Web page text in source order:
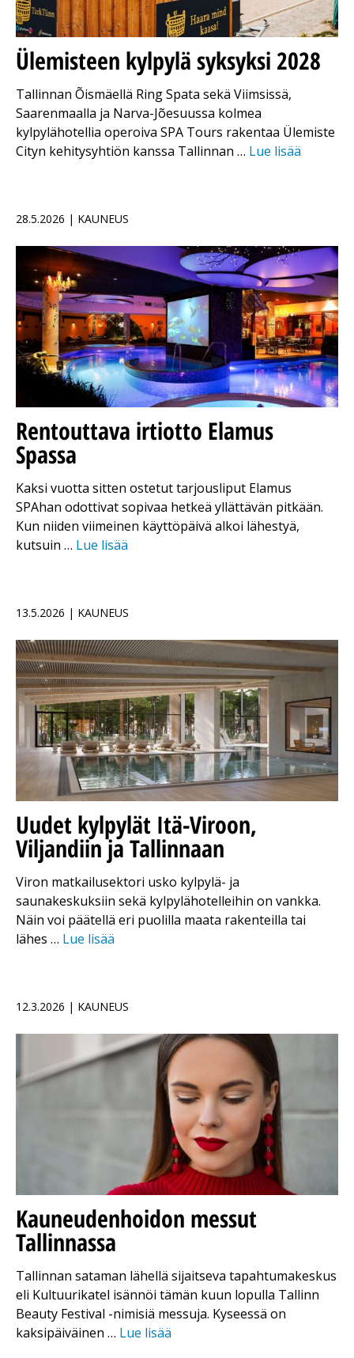
Ülemisteen kylpylä syksyksi 2028
Tallinnan Õismäellä Ring Spata sekä Viimsissä,
Saarenmaalla ja Narva-Jõesuussa kolmea
kylpylähotellia operoiva SPA Tours rakentaa Ülemiste
Cityn kehitysyhtiön kanssa Tallinnan … Lue lisää
28.5.2026 | KAUNEUS
Rentouttava irtiotto Elamus
Spassa
Kaksi vuotta sitten ostetut tarjousliput Elamus
SPAhan odottivat sopivaa hetkeä yllättävän pitkään.
Kun niiden viimeinen käyttöpäivä alkoi lähestyä,
kutsuin … Lue lisää
13.5.2026 | KAUNEUS
Uudet kylpylät Itä-Viroon,
Viljandiin ja Tallinnaan
Viron matkailusektori usko kylpylä- ja
saunakeskuksiin sekä kylpylähotelleihin on vankka.
Näin voi päätellä eri puolilla maata rakenteilla tai
lähes … Lue lisää
12.3.2026 | KAUNEUS
Kauneudenhoidon messut
Tallinnassa
Tallinnan sataman lähellä sijaitseva tapahtumakeskus
eli Kultuurikatel isännöi tämän kuun lopulla Tallinn
Beauty Festival -nimisiä messuja. Kyseessä on
kaksipäiväinen … Lue lisää